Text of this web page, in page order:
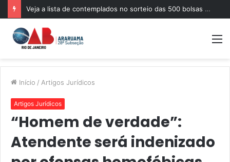
Veja a lista de contemplados no sorteio das 500 bolsas de pós-graduação da Mentoria da OABRJ
Início / Artigos Jurídicos
Artigos Jurídicos
“Homem de verdade”:
Atendente será indenizado